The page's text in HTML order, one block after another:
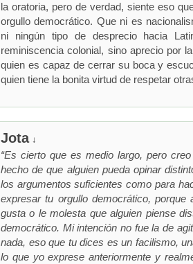
la oratoria, pero de verdad, siente eso
orgullo democrático. Que ni es
ni ningún tipo de desprecio hacia
reminiscencia colonial, sino aprecio por
quien es capaz de cerrar su boca y
quien tiene la bonita virtud de respetar
Jota↓
“Es cierto que es medio largo, pero
hecho de que alguien pueda opinar
los argumentos suficientes como para
expresar tu orgullo democrático, porque
gusta o le molesta que alguien piense
democrático. Mi intención no fue la de
nada, eso que tu dices es un facilismo,
lo que yo exprese anteriormente y